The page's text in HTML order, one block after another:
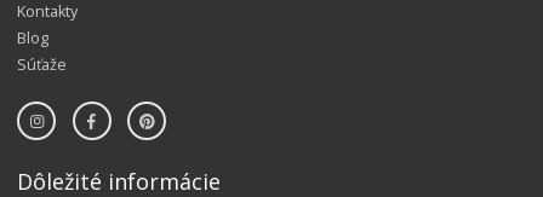
Kontakty
Blog
Súťaže
Dôležité informácie